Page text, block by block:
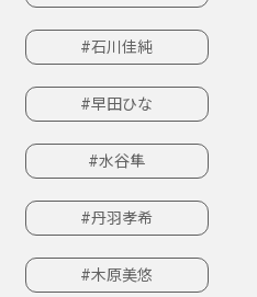
#石川佳純
#早田ひな
#水谷隼
#丹羽孝希
#木原美悠